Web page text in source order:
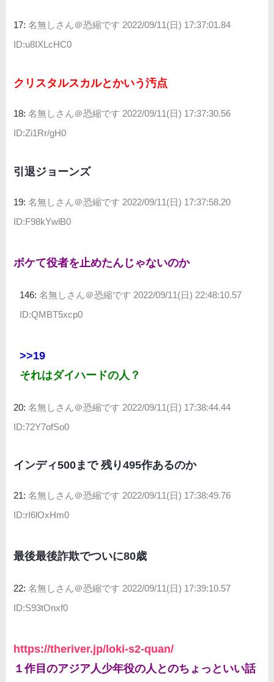
17:名無しさん＠恐縮です 2022/09/11(日) 17:37:01.84
ID:u8IXLcHC0
クリスタルスカルとかいう汚点
18:名無しさん＠恐縮です 2022/09/11(日) 17:37:30.56
ID:Zi1Rr/gH0
引退ジョーンズ
19:名無しさん＠恐縮です 2022/09/11(日) 17:37:58.20
ID:F98kYwlB0
ボケて役者を止めたんじゃないのか
146:名無しさん＠恐縮です 2022/09/11(日) 22:48:10.57
ID:QMBT5xcp0
>>19
それはダイハードの人？
20:名無しさん＠恐縮です 2022/09/11(日) 17:38:44.44
ID:72Y7ofSo0
インディ500まで 残り495作あるのか
21:名無しさん＠恐縮です 2022/09/11(日) 17:38:49.76
ID:rI6lOxHm0
最後最後詐欺でついに80歳
22:名無しさん＠恐縮です 2022/09/11(日) 17:39:10.57
ID:S93tOnxf0
https://theriver.jp/loki-s2-quan/
１作目のアジア人少年役の人とのちょっといい話